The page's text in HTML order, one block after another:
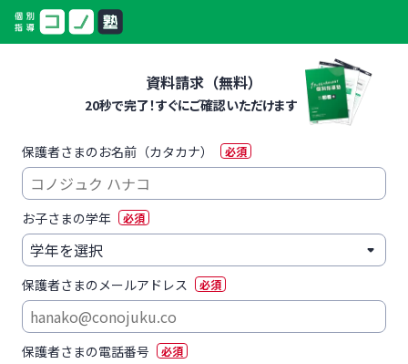
資料請求（無料）
20秒で完了！すぐにご確認いただけます
保護者さまのお名前（カタカナ） 必須
お子さまの学年 必須
保護者さまのメールアドレス 必須
保護者さまの電話番号 必須